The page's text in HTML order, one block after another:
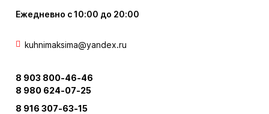
Ежедневно с 10:00 до 20:00
kuhnimaksima@yandex.ru
8 903 800-46-46
8 980 624-07-25
8 916 307-63-15